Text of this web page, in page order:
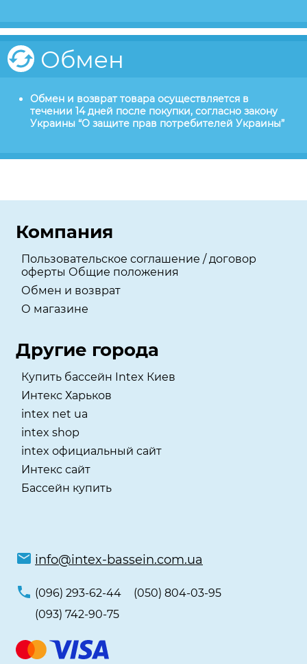
Обмен
Обмен и возврат товара осуществляется в
течении 14 дней после покупки, согласно закону
Украины “О защите прав потребителей Украины”
Компания
Пользовательское соглашение / договор
оферты Общие положения
Обмен и возврат
О магазине
Другие города
Купить бассейн Intex Киев
Интекс Харьков
intex net ua
intex shop
intex официальный сайт
Интекс сайт
Бассейн купить
info@intex-bassein.com.ua
(096) 293-62-44
(050) 804-03-95
(093) 742-90-75